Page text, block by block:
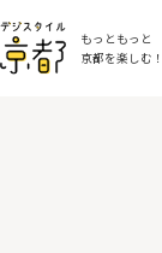
もっともっと
京都を楽しむ！